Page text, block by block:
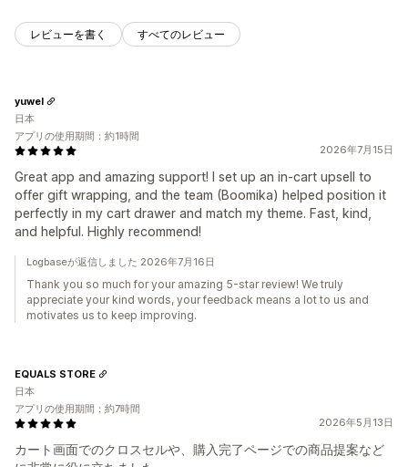
レビューを書く すべてのレビュー
2026年7月15日
Great app and amazing support! I set up an in-cart upsell to
offer gift wrapping, and the team (Boomika) helped position it
perfectly in my cart drawer and match my theme. Fast, kind,
and helpful. Highly recommend!
yuwel
日本
アプリの使用期間：約1時間
Logbaseが返信しました 2026年7月16日
Thank you so much for your amazing 5-star review! We truly
appreciate your kind words, your feedback means a lot to us and
motivates us to keep improving.
2026年5月13日
カート画面でのクロスセルや、購入完了ページでの商品提案など
EQUALS STORE
日本
アプリの使用期間：約7時間